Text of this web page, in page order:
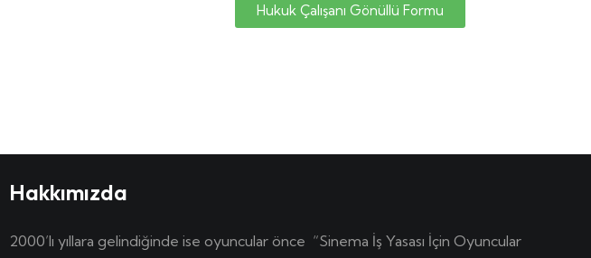
Hukuk Çalışanı Gönüllü Formu
Hakkımızda
2000’lı yıllara gelindiğinde ise oyuncular önce “Sinema İş Yasası İçin Oyuncular